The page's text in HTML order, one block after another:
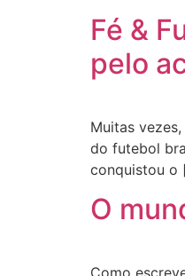
Fé &
pelo
Muitas
do futebol
conquistou o
O